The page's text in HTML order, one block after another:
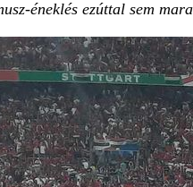
éneklés ezúttal sem